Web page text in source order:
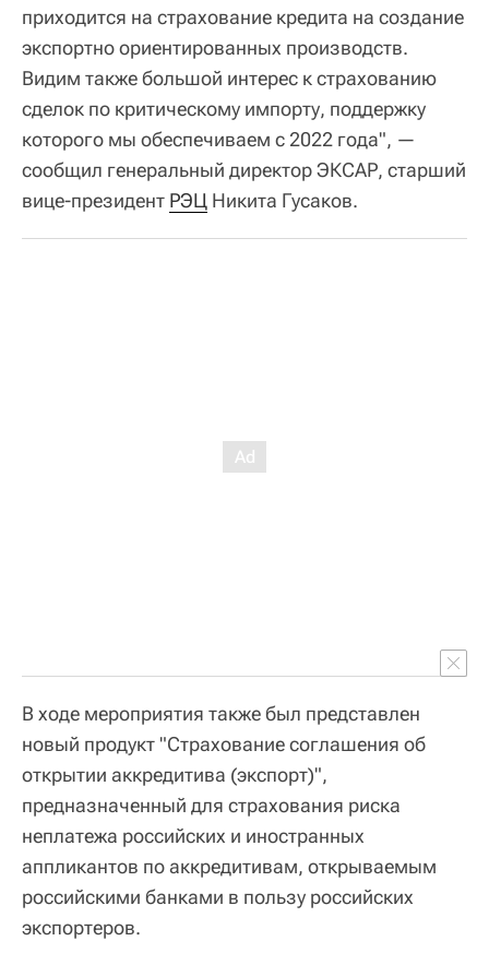
приходится на страхование кредита на создание
экспортно ориентированных производств.
Видим также большой интерес к страхованию
сделок по критическому импорту, поддержку
которого мы обеспечиваем с 2022 года", —
сообщил генеральный директор ЭКСАР, старший
вице-президент РЭЦ Никита Гусаков.
В ходе мероприятия также был представлен
новый продукт "Страхование соглашения об
открытии аккредитива (экспорт)",
предназначенный для страхования риска
неплатежа российских и иностранных
аппликантов по аккредитивам, открываемым
российскими банками в пользу российских
экспортеров.